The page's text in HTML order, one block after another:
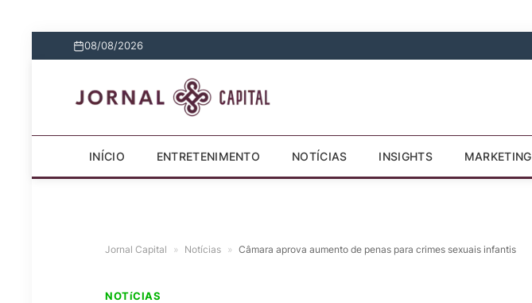
08/08/2026
INÍCIO ENTRETENIMENTO NOTÍCIAS INSIGHTS MARKETING
Jornal Capital » Notícias » Câmara aprova aumento de penas para crimes sexuais infantis
NOTíCIAS